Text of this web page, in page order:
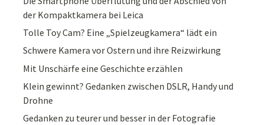
der Kompaktkamera bei Leica
Tolle Toy Cam? Eine „Spielzeugkamera“ lädt ein
Schwere Kamera vor Ostern und ihre Reizwirkung
Mit Unschärfe eine Geschichte erzählen
Klein gewinnt? Gedanken zwischen DSLR, Handy und
Drohne
Gedanken zu teurer und besser in der Fotografie